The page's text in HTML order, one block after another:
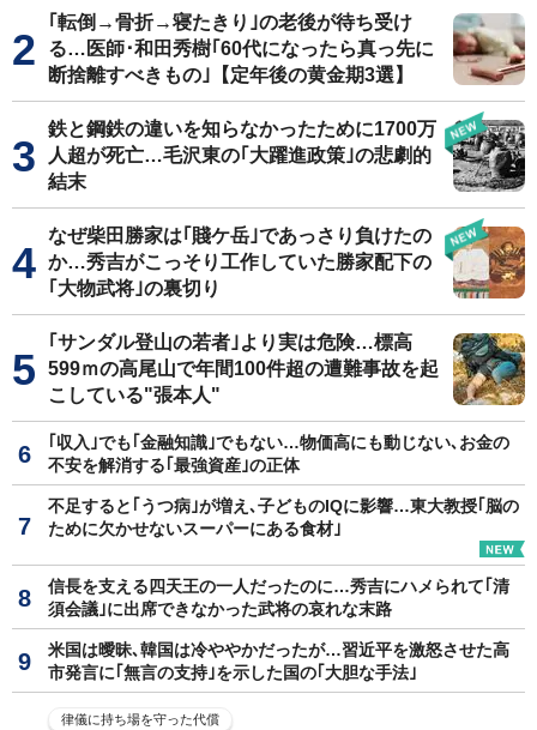
｢転倒→骨折→寝たきり｣の老後が待ち受け
る…医師･和田秀樹｢60代になったら真っ先に
断捨離すべきもの｣【定年後の黄金期3選】
鉄と鋼鉄の違いを知らなかったために1700万
人超が死亡…毛沢東の｢大躍進政策｣の悲劇的
結末
なぜ柴田勝家は｢賤ケ岳｣であっさり負けたの
か…秀吉がこっそり工作していた勝家配下の
｢大物武将｣の裏切り
｢サンダル登山の若者｣より実は危険…標高
599ｍの高尾山で年間100件超の遭難事故を起
こしている"張本人"
｢収入｣でも｢金融知識｣でもない…物価高にも動じない､お金の
不安を解消する｢最強資産｣の正体
不足すると｢うつ病｣が増え､子どものIQに影響…東大教授｢脳の
ために欠かせないスーパーにある食材｣
信長を支える四天王の一人だったのに…秀吉にハメられて｢清
須会議｣に出席できなかった武将の哀れな末路
米国は曖昧､韓国は冷ややかだったが…習近平を激怒させた高
市発言に｢無言の支持｣を示した国の｢大胆な手法｣
律儀に持ち場を守った代償